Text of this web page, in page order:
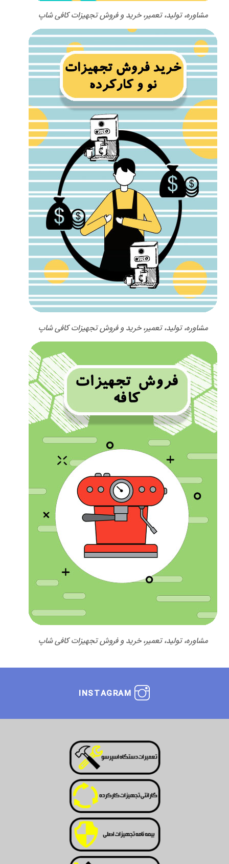
مشاوره، تولید، تعمیر، خرید و فروش تجهیزات کافی شاپ
مشاوره، تولید، تعمیر، خرید و فروش تجهیزات کافی شاپ
مشاوره، تولید، تعمیر، خرید و فروش تجهیزات کافی شاپ
INSTAGRAM